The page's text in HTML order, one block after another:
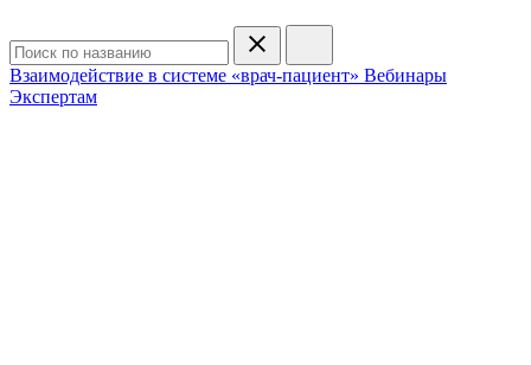
Взаимодействие в системе «врач-пациент» Вебинары
Экспертам